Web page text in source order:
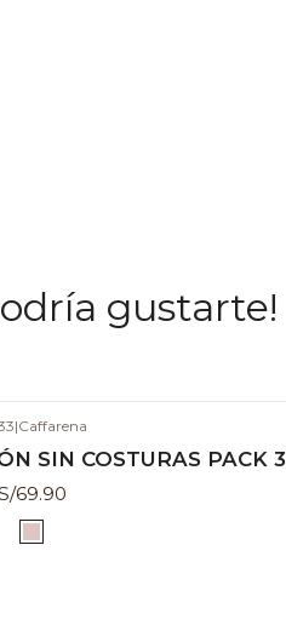
gustarte!
|Caffarena
SIN COSTURAS PACK 3
69.90